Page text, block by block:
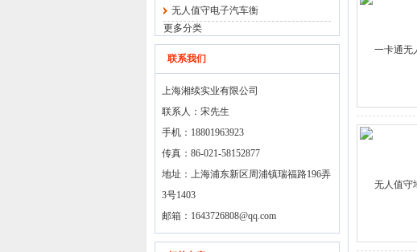
无人值守电子汽车衡
更多分类
联系我们
上海湘续实业有限公司
联系人：宋先生
手机：18801963923
传真：86-021-58152877
地址：上海浦东新区周浦镇瑞福路196弄
3号1403
邮箱： 1643726808@qq.com